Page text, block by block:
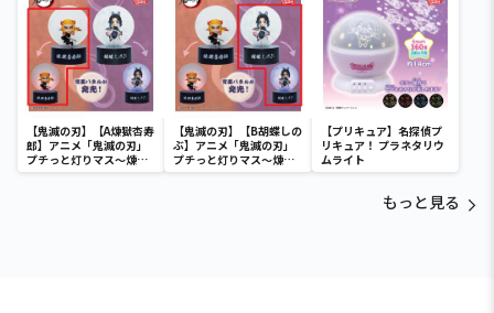
【鬼滅の刃】【A煉獄杏寿
郎】アニメ「鬼滅の刃」
プチっと灯りマス～煉獄
杏寿郎・胡蝶しのぶ～
【鬼滅の刃】【B胡蝶しの
ぶ】アニメ「鬼滅の刃」
プチっと灯りマス～煉獄
杏寿郎・胡蝶しのぶ～
【プリキュア】名探偵プ
リキュア！ プラネタリウ
ムライト
もっと見る